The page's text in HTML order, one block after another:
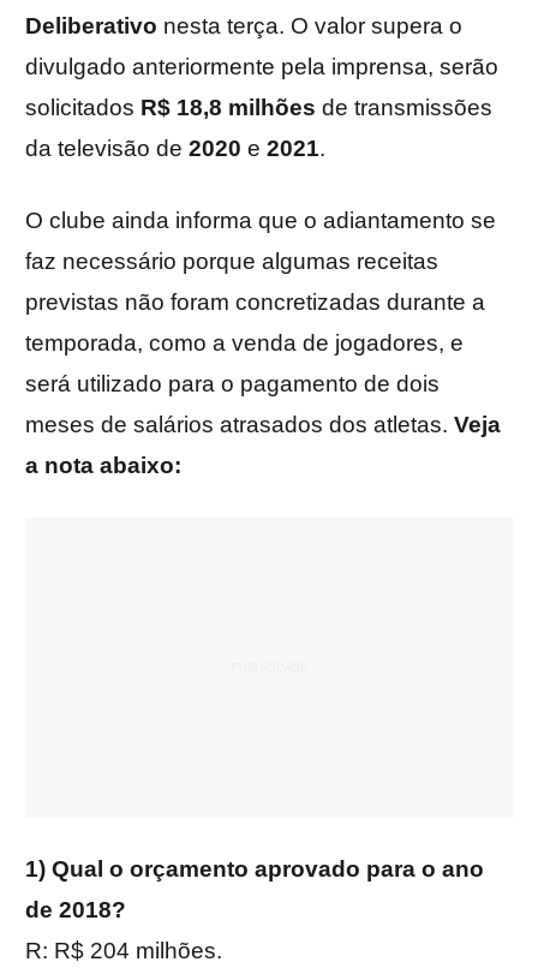
Deliberativo nesta terça. O valor supera o
divulgado anteriormente pela imprensa, serão
solicitados R$ 18,8 milhões de transmissões
da televisão de 2020 e 2021.
O clube ainda informa que o adiantamento se
faz necessário porque algumas receitas
previstas não foram concretizadas durante a
temporada, como a venda de jogadores, e
será utilizado para o pagamento de dois
meses de salários atrasados dos atletas. Veja
a nota abaixo:
1) Qual o orçamento aprovado para o ano
de 2018?
R: R$ 204 milhões.